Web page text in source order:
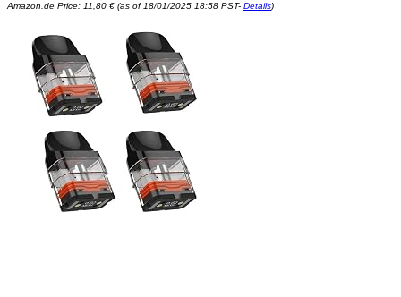
Amazon.de Price: 11,80 € (as of 18/01/2025 18:58 PST- Details)